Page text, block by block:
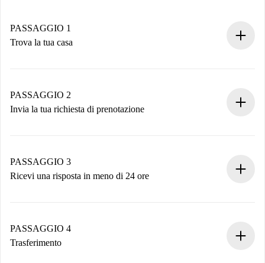
PASSAGGIO 1
Trova la tua casa
Hai tutte le informazioni necessarie in anticipo.
PASSAGGIO 2
Invia la tua richiesta di prenotazione
non accetta.
PASSAGGIO 3
Ricevi una risposta in meno di 24 ore
contatto con il proprietario.
Se rifiutata: non ti addebiteremo nulla e ti proporremo
PASSAGGIO 4
Trasferimento